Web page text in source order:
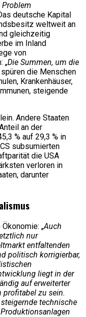
deutsche Kapital
weltweit an
gleichzeitig
im Inland
von
„Die Summen, um die
die Menschen
Krankenhäuser,
steigende
Andere Staaten
an der
% auf 29,3 % in
subsumierten
die USA
verloren in
darunter
„Auch
nur
entfaltenden
politisch korrigierbar,
liegt in der
auf erweiterter
profitabel zu sein.
technische